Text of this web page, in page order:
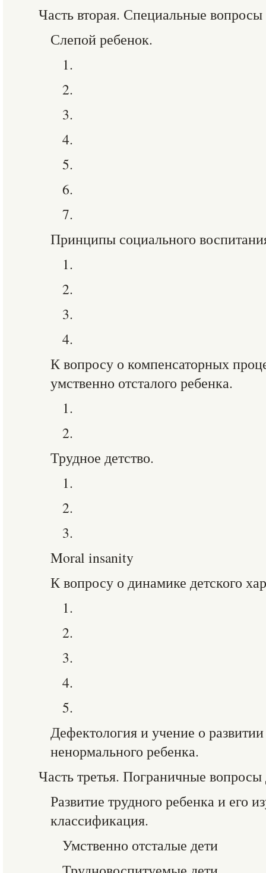
Часть вторая. Специальные
Слепой ребенок.
1.
2.
3.
4.
5.
6.
7.
Принципы социального
1.
2.
3.
4.
К вопросу о компенсаторных
умственно отсталого ребенка.
1.
2.
Трудное детство.
1.
2.
3.
Moral insanity
К вопросу о динамике детского
1.
2.
3.
4.
5.
Дефектология и учение о
ненормального ребенка.
Часть третья. Пограничные
Развитие трудного ребенка и его
классификация.
Умственно отсталые дети